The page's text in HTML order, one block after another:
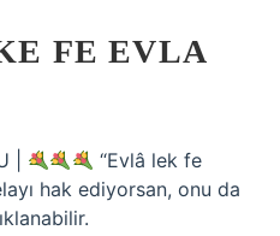
FE EVLA
|
“Evlâ lek fe
hak ediyorsan, onu da